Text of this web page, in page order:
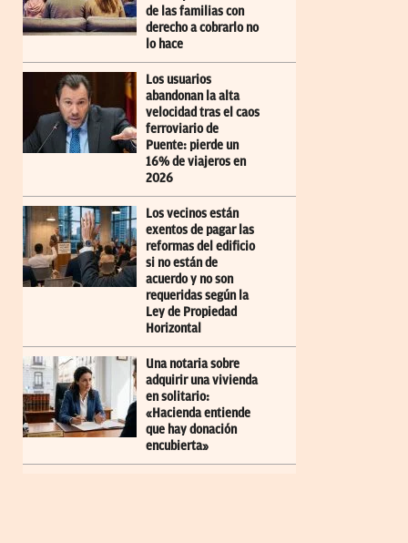
de las familias con
derecho a cobrarlo no
lo hace
Los usuarios
abandonan la alta
velocidad tras el caos
ferroviario de
Puente: pierde un
16% de viajeros en
2026
Los vecinos están
exentos de pagar las
reformas del edificio
si no están de
acuerdo y no son
requeridas según la
Ley de Propiedad
Horizontal
Una notaria sobre
adquirir una vivienda
en solitario:
«Hacienda entiende
que hay donación
encubierta»